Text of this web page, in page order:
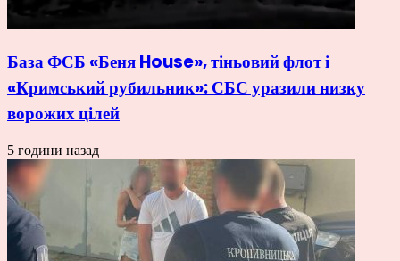
База ФСБ «Беня House», тіньовий флот і
«Кримський рубильник»: СБС уразили низку
ворожих цілей
5 години назад